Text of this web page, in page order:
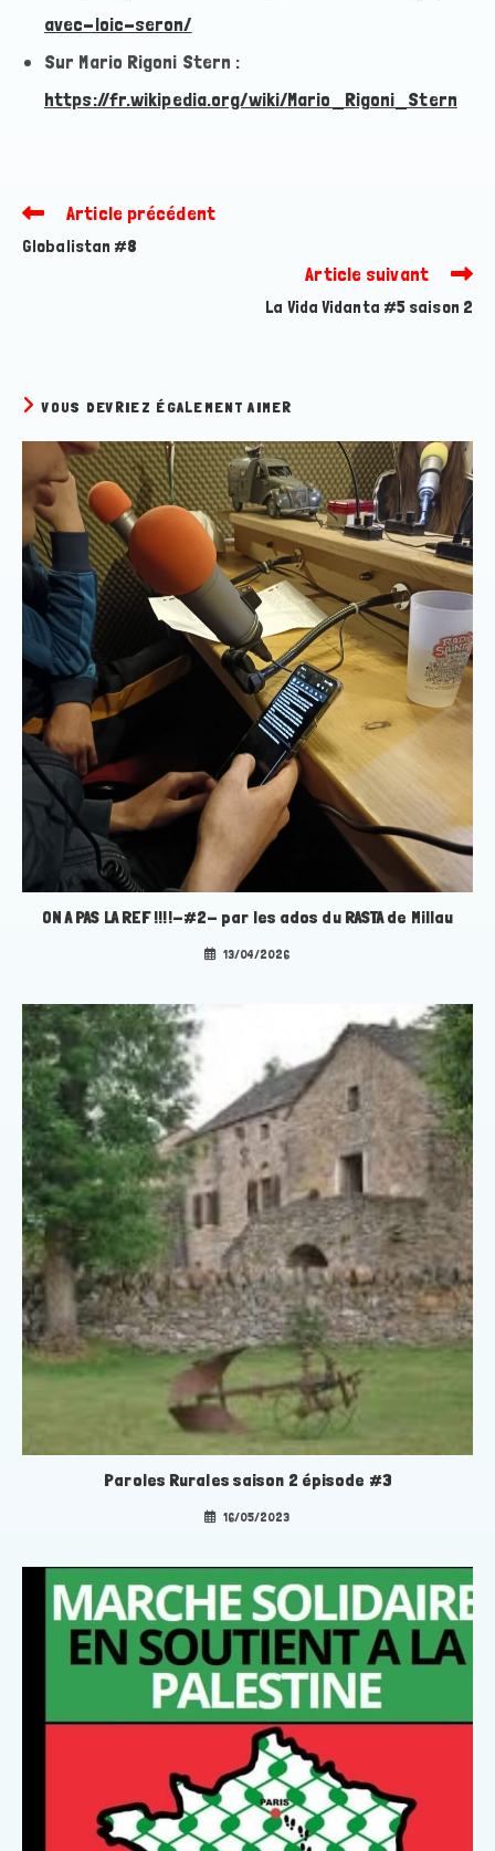
avec-loic-seron/
Sur Mario Rigoni Stern :
https://fr.wikipedia.org/wiki/Mario_Rigoni_Stern
Read
articles
Article précédent
Globalistan #8
Article suivant
La Vida Vidanta #5 saison 2
VOUS DEVRIEZ ÉGALEMENT AIMER
ON A PAS LA REF !!!!-#2- par les ados du RASTA de Millau
13/04/2026
Paroles Rurales saison 2 épisode #3
16/05/2023